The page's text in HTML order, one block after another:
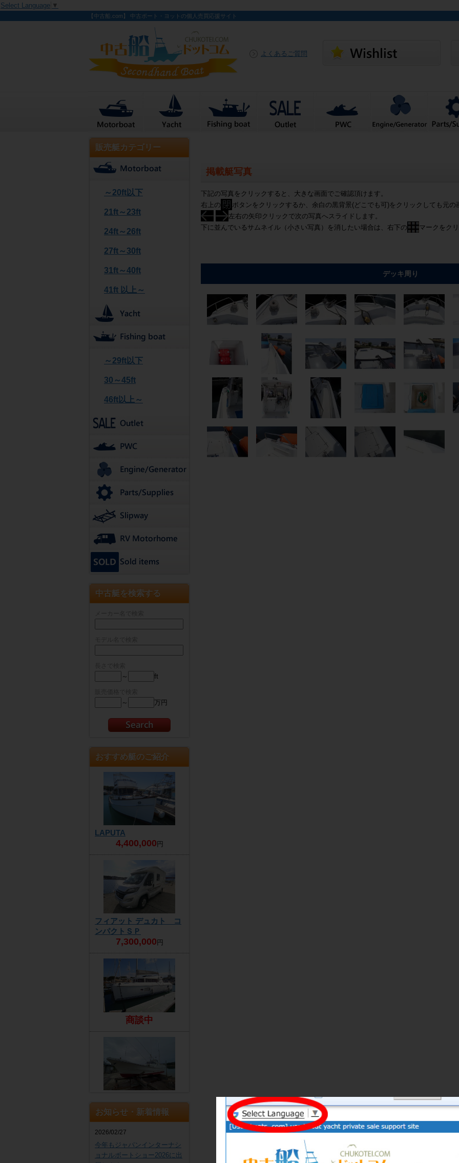
Select Language ▼
【中古船.com】 中古ボート・ヨットの個人売買応援サイト
よくあるご質問
販売艇カテゴリー
～20ft以下
21ft～23ft
24ft～26ft
27ft～30ft
31ft～40ft
41ft 以上～
～29ft以下
30～45ft
46ft以上～
中古艇を検索する
～ ft
～ 万円
おすすめ艇のご紹介
LAPUTA
4,400,000 円
フィアット デュカト コ
ンパクトＳＰ
7,300,000 円
商談中
4,300,000円
お知らせ・新着情報
2026/02/27
今年もジャパンインターナシ
ョナルボートショー2026に出
掲載艇写真
下記の写真をクリックすると、大きな画面でご確認頂けます。
右上の
ボタンをクリックするか、余白の黒背景(どこでも可)をクリックしても元の
左右の矢印クリックで次の写真へスライドします。
下に並んでいるサムネイル（小さい写真）を消したい場合は、右下の
マークをク
デッキ周り